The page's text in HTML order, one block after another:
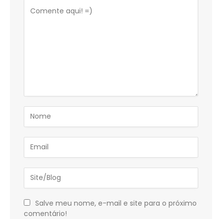
Salve meu nome, e-mail e site para o próximo
comentário!